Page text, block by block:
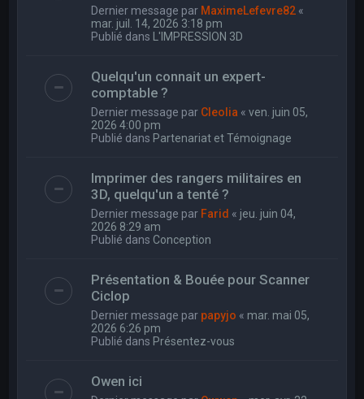
Dernier message par MaximeLefevre82 «
mar. juil. 14, 2026 3:18 pm
Publié dans L'IMPRESSION 3D
Quelqu'un connait un expert-
comptable ?
Dernier message par Cleolia «ven. juin 05,
2026 4:00 pm
Publié dans Partenariat et Témoignage
Imprimer des rangers militaires en
3D, quelqu'un a tenté ?
Dernier message par Farid « jeu. juin 04,
2026 8:29 am
Publié dans Conception
Présentation & Bouée pour Scanner
Ciclop
Dernier message par papyjo « mar. mai 05,
2026 6:26 pm
Publié dans Présentez-vous
Owen ici